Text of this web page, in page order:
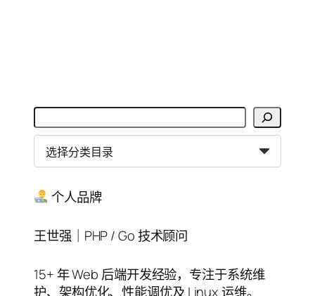
搜
索
分
录 个人品牌
王世强｜PHP / Go 技术顾问
15+ 年 Web 后端开发经验，专注于系统维
护、架构优化、性能调优及 Linux 运维。